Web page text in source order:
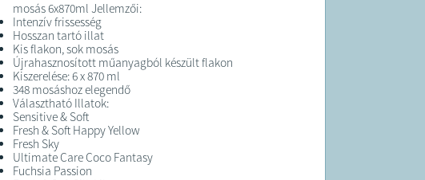
mosás 6x870ml Jellemzői:
Intenzív frissesség
Hosszan tartó illat
Kis flakon, sok mosás
Újrahasznosított műanyagból készült flakon
Kiszerelése: 6 x 870 ml
348 mosáshoz elegendő
Választható Illatok:
Sensitive & Soft
Fresh & Soft Happy Yellow
Fresh Sky
Ultimate Care Coco Fantasy
Fuchsia Passion